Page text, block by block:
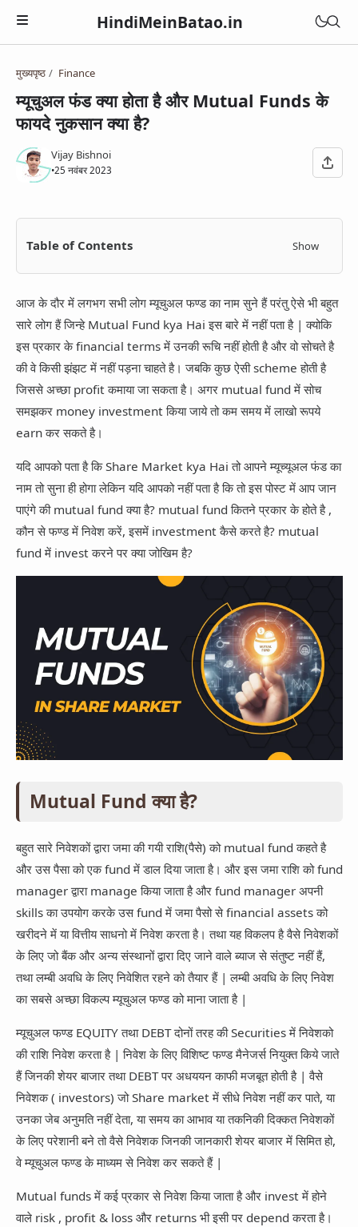
HindiMeinBatao.in
Artificial Intelligence
Technology
Blogger
Chatbot
Google Assistant
Jio Phone
App Information
Health
Women Health
Periods
Pregnancy
Medical Courses
Business
Betting Apps
Courses
Exams
General Knowledge
Trending
Social Media
WhatsApp
Instagram
Facebook
Twitter
Snapchat
मुख्यपृष्ठ Finance
म्यूचुअल फंड क्या होता है और Mutual Funds के
फायदे नुकसान क्या है?
Vijay Bishnoi
•25 नवंबर 2023
Table of Contents Show
आज के दौर में लगभग सभी लोग म्यूचुअल फण्ड का नाम सुने हैं परंतु ऐसे भी बहुत
सारे लोग हैं जिन्हे Mutual Fund kya Hai इस बारे में नहीं पता है | क्योकि
इस प्रकार के financial terms में उनकी रूचि नहीं होती है और वो सोचते है
की वे किसी झंझट में नहीं पड़ना चाहते है। जबकि कुछ ऐसी scheme होती है
जिससे अच्छा profit कमाया जा सकता है। अगर mutual fund में सोच
समझकर money investment किया जाये तो कम समय में लाखो रूपये
earn कर सकते है।
यदि आपको पता है कि Share Market kya Hai तो आपने म्यूच्यूअल फंड का
नाम तो सुना ही होगा लेकिन यदि आपको नहीं पता है कि तो इस पोस्ट में आप जान
पाएंगे की mutual fund क्या है? mutual fund कितने प्रकार के होते है ,
कौन से फण्ड में निवेश करें, इसमें investment कैसे करते है? mutual
fund में invest करने पर क्या जोखिम है?
Mutual Fund क्या है?
बहुत सारे निवेशकों द्वारा जमा की गयी राशि(पैसे) को mutual fund कहते है
और उस पैसा को एक fund में डाल दिया जाता है। और इस जमा राशि को fund
manager द्वारा manage किया जाता है और fund manager अपनी
skills का उपयोग करके उस fund में जमा पैसो से financial assets को
खरीदने में या वित्तीय साधनो में निवेश करता है। तथा यह विकलप है वैसे निवेशकों
के लिए जो बैंक और अन्य संस्थानों द्वारा दिए जाने वाले ब्याज से संतुष्ट नहीं हैं,
तथा लम्बी अवधि के लिए निवेशित रहने को तैयार हैं | लम्बी अवधि के लिए निवेश
का सबसे अच्छा विकल्प म्यूचुअल फण्ड को माना जाता है |
म्यूचुअल फण्ड EQUITY तथा DEBT दोनों तरह की Securities में निवेशको
की राशि निवेश करता है | निवेश के लिए विशिष्ट फण्ड मैनेजर्स नियुक्त किये जाते
हैं जिनकी शेयर बाजार तथा DEBT पर अधययन काफी मजबूत होती है | वैसे
निवेशक ( investors) जो Share market में सीधे निवेश नहीं कर पाते, या
उनका जेब अनुमति नहीं देता, या समय का आभाव या तकनिकी दिक्कत निवेशकों
के लिए परेशानी बने तो वैसे निवेशक जिनकी जानकारी शेयर बाजार में सिमित हो,
वे म्यूचुअल फण्ड के माध्यम से निवेश कर सकते हैं |
Mutual funds में कई प्रकार से निवेश किया जाता है और invest में होने
वाले risk , profit & loss और returns भी इसी पर depend करता है।